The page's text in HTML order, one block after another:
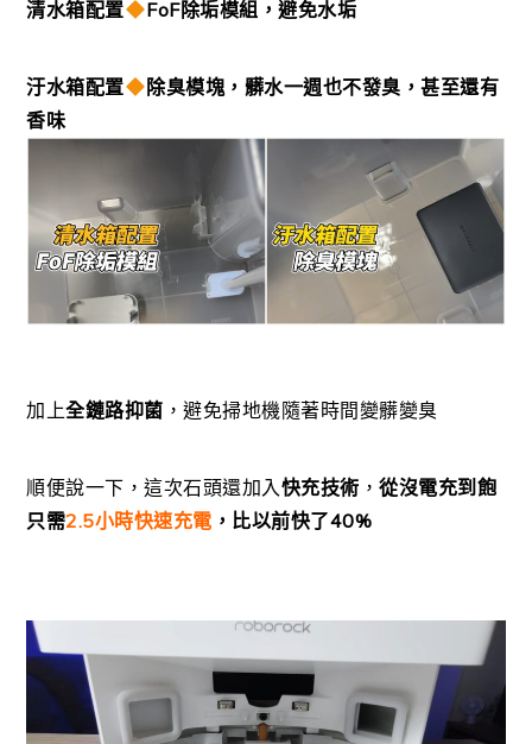
清水箱配置 FoF除垢模組，避免水垢
汙水箱配置
除臭模塊，髒水一週也不發臭，甚至還有
香味
加上全鏈路抑菌 ，避免掃地機隨著時間變髒變臭
順便說一下，這次石頭還加入快充技術 ，從沒電充到飽
只需2.5小時快速充電 ，比以前快了40%